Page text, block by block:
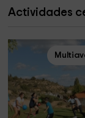
Actividades